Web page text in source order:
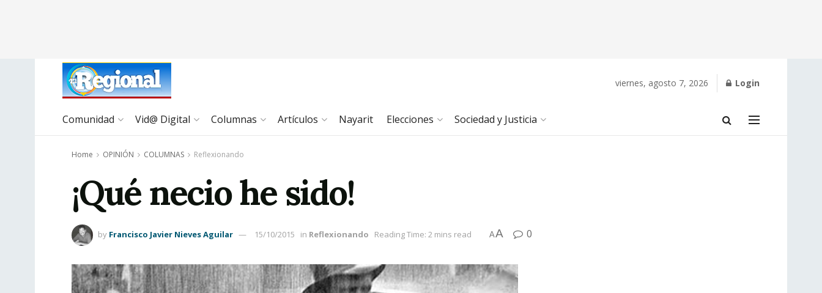
viernes, agosto 7, 2026 Login
Comunidad Vid@ Digital Columnas Artículos Nayarit Elecciones Sociedad y Justicia
Home OPINIÓN COLUMNAS Reflexionando
¡Qué necio he sido!
by Francisco Javier Nieves Aguilar 15/10/2015 in Reflexionando Reading Time: 2 mins read AA 0